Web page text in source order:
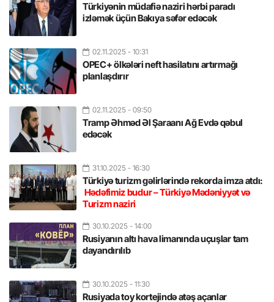
Türkiyənin müdafiə naziri hərbi paradı
izləmək üçün Bakıya səfər edəcək
02.11.2025 - 10:31
OPEC+ ölkələri neft hasilatını artırmağı
planlaşdırır
02.11.2025 - 09:50
Tramp Əhməd Əl Şaraanı Ağ Evdə qəbul
edəcək
31.10.2025 - 16:30
Türkiyə turizm gəlirlərində rekorda imza atdı:
Hədəfimiz budur – Türkiyə Mədəniyyət və
Turizm naziri
30.10.2025 - 14:00
Rusiyanın altı hava limanında uçuşlar tam
dayandırılıb
30.10.2025 - 11:30
Rusiyada toy kortejində atəş açanlar